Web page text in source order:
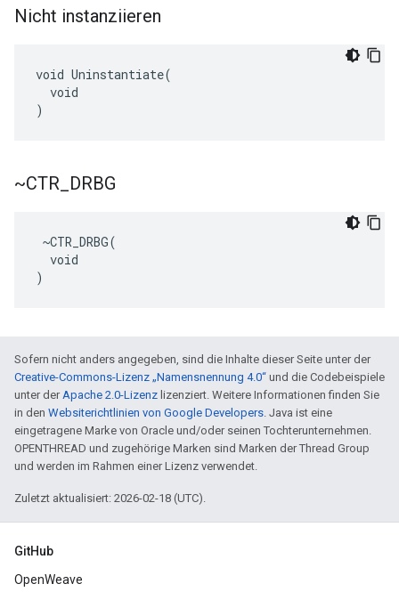
Nicht instanziieren
void Uninstantiate(
  void
)
~CTR DRBG
~CTR_DRBG(
  void
)
Sofern nicht anders angegeben, sind die Inhalte dieser Seite unter der
Creative-Commons-Lizenz „Namensnennung 4.0“ und die Codebeispiele
unter derApache 2.0-Lizenz lizenziert. Weitere Informationen finden Sie
in den Websiterichtlinien von Google Developers. Java ist eine
eingetragene Marke von Oracle und/oder seinen Tochterunternehmen.
OPENTHREAD und zugehörige Marken sind Marken der Thread Group
und werden im Rahmen einer Lizenz verwendet.
Zuletzt aktualisiert: 2026-02-18 (UTC).
GitHub
OpenWeave